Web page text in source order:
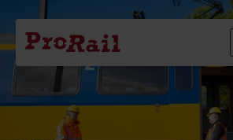
Navigatie
Homepage
ProRail